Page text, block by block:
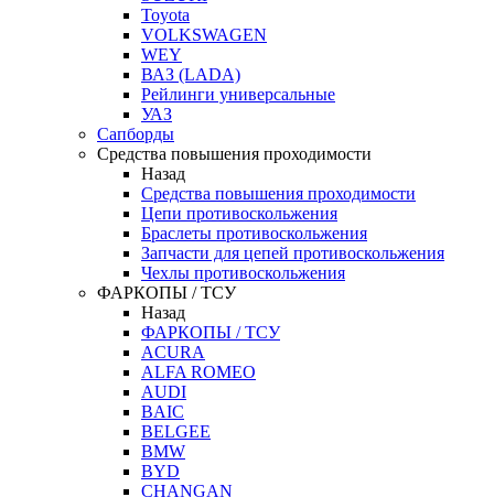
Toyota
VOLKSWAGEN
WEY
ВАЗ (LADA)
Рейлинги универсальные
УАЗ
Сапборды
Средства повышения проходимости
Назад
Средства повышения проходимости
Цепи противоскольжения
Браслеты противоскольжения
Запчасти для цепей противоскольжения
Чехлы противоскольжения
ФАРКОПЫ / ТСУ
Назад
ФАРКОПЫ / ТСУ
ACURA
ALFA ROMEO
AUDI
BAIC
BELGEE
BMW
BYD
CHANGAN